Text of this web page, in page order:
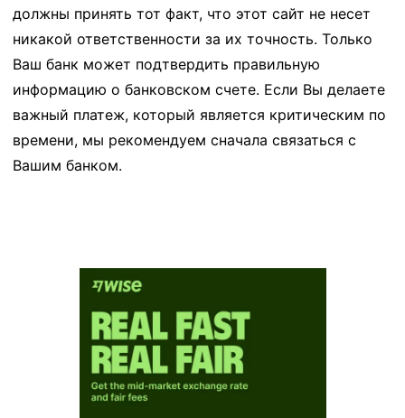
должны принять тот факт, что этот сайт не несет
никакой ответственности за их точность. Только
Ваш банк может подтвердить правильную
информацию о банковском счете. Если Вы делаете
важный платеж, который является критическим по
времени, мы рекомендуем сначала связаться с
Вашим банком.